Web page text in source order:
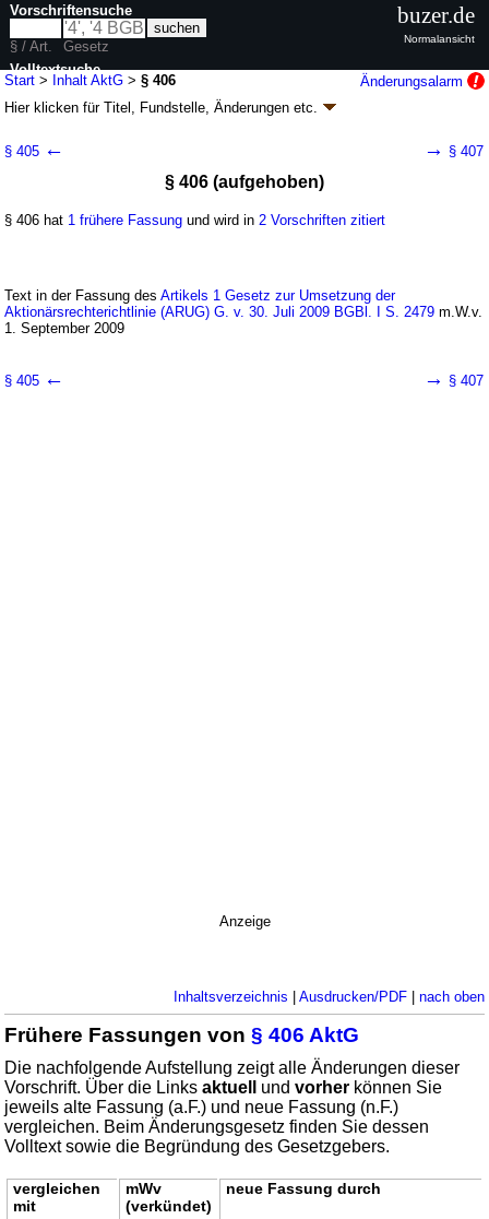
Start > Inhalt AktG >§ 406
Änderungsalarm
Hier klicken fürTitel, Fundstelle, Änderungen etc.
BGBl. 2026 I Nr. 33
der Kommanditgesellschaften auf Aktien
Dritter Teil Straf- und Bußgeldvorschriften.
Schlußvorschriften
§ 405 ← → § 407
§ 406 (aufgehoben)
§ 406 hat 1 frühere Fassung und wird in 2 Vorschriften zitiert
Text in der Fassung desArtikels 1 Gesetz zur Umsetzung der
Aktionärsrechterichtlinie (ARUG) G. v. 30. Juli 2009 BGBl. I S. 2479 m.W.v.
1. September 2009
§ 405 ← → § 407
Anzeige
Inhaltsverzeichnis | Ausdrucken/PDF| nach oben
Frühere Fassungen von§ 406 AktG
Die nachfolgende Aufstellung zeigt alle Änderungen dieser
Vorschrift. Über die Linksaktuell undvorher können Sie
jeweils alte Fassung (a.F.) und neue Fassung (n.F.)
vergleichen. Beim Änderungsgesetz finden Sie dessen
Volltext sowie die Begründung des Gesetzgebers.
vergleichen
mit
mWv
(verkündet)
neue Fassung durch
Vorschriftensuche
§ / Art.
Gesetz
Volltextsuche
nur in AktG
buzer.de
Normalansicht